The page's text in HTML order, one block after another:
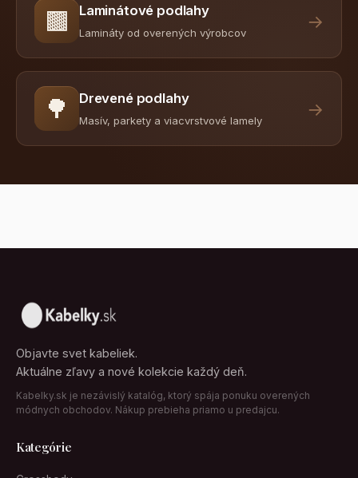
🟫 Laminátové podlahy
Lamináty od overených výrobcov
→
🌳 Drevené podlahy
Masív, parkety a viacvrstvové lamely
→
Objavte svet kabeliek.
Aktuálne zľavy a nové kolekcie každý deň.
Kabelky.sk je nezávislý katalóg, ktorý spája ponuku overených
módnych obchodov. Nákup prebieha priamo u predajcu.
Kategórie